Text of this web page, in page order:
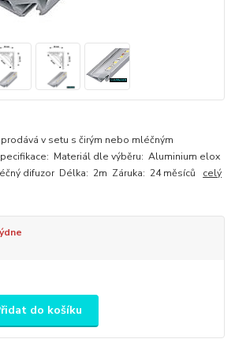
v setu s čirým nebo mléčným
Materiál dle výběru: Aluminium elox
difuzor Délka: 2m Záruka: 24 měsíců celý
do košíku